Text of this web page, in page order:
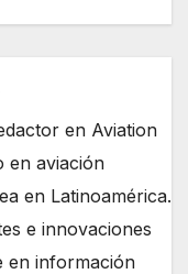
en Aviation
en aviación
en Latinoamérica.
e innovaciones
en información